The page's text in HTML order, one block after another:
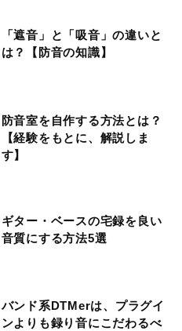
「遮音」と「吸音」の違いと
は？【防音の知識】
防音室を自作する方法とは？
【経験をもとに、解説しま
す】
ギター・ベースの宅録を良い
音質にする方法5選
バンド系DTMerは、プラグイ
ンよりも録り音にこだわるべ